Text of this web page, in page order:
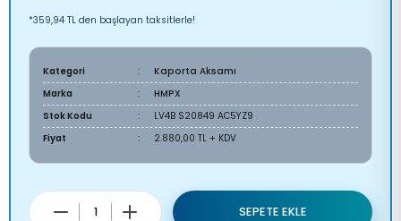
*359,94 TL den başlayan taksitlerle!
Kategori
Kaporta Aksamı
Marka
HMPX
Stok Kodu
LV4B S20849 AC5YZ9
Fiyat
2.880,00 TL + KDV
SEPETE EKLE